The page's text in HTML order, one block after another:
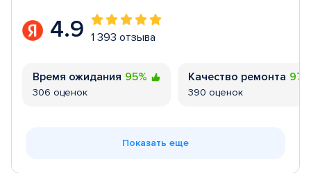
4.9 1 393 отзыва
Время ожидания 95%
306 оценок
Качество ремонта
390 оценок
Показать еще